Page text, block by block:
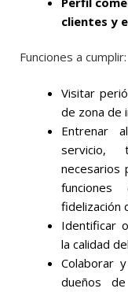
clientes y
Funciones a cumplir:
Visitar
de zona de
Entrenar
servicio,
necesarios
funciones
fidelización
Identificar
la calidad
Colaborar
dueños